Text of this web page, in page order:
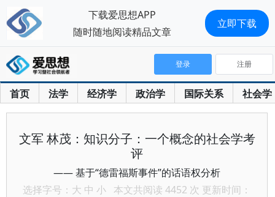
首页 法学 经济学 政治学 国际关系 社会学
登录 注册
文军 林茂：知识分子：一个概念的社会学考
评
—— 基于“德雷福斯事件”的话语权分析
选择字号： 大 中 小 本文共阅读 4452 次 更新时间：
下载爱思想APP
随时随地阅读精品文章
立即下载